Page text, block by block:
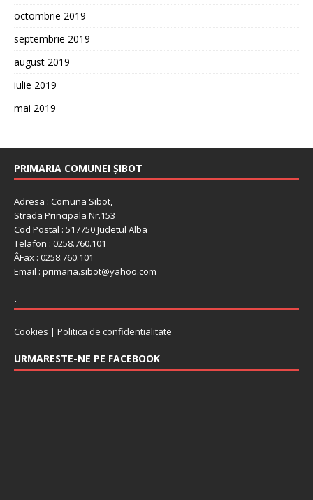
octombrie 2019
septembrie 2019
august 2019
iulie 2019
mai 2019
PRIMARIA COMUNEI ȘIBOT
Adresa : Comuna Sibot,
Strada Principala Nr.153
Cod Postal : 517750 Judetul Alba
Telafon : 0258.760.101
ÂFax : 0258.760.101
Email : primaria.sibot@yahoo.com
.
Cookies | Politica de confidentialitate
URMARESTE-NE PE FACEBOOK